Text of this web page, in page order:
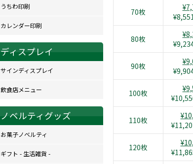
70枚
80枚
90枚
100枚
110枚
120枚
うちわ印刷
カレンダー印刷
ディスプレイ
サインディスプレイ
飲食店メニュー
ノベルティグッズ
お菓子ノベルティ
ギフト - 生活雑貨 -